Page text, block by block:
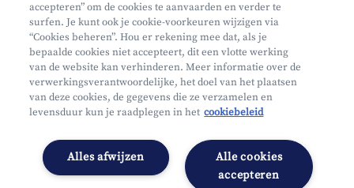
Mifid
Privacy
Juridische info
Onderworpen aan de controle van CDZ
Toegankelijkheidsverklaring
Cookies beheren
accepteren” om de cookies te aanvaarden en verder te
surfen. Je kunt ook je cookie-voorkeuren wijzigen via
“Cookies beheren”. Hou er rekening mee dat, als je
bepaalde cookies niet accepteert, dit een vlotte werking
van de website kan verhinderen. Meer informatie over de
verwerkingsverantwoordelijke, het doel van het plaatsen
van deze cookies, de gegevens die ze verzamelen en
levensduur kun je raadplegen in het cookiebeleid
Alle cookies
accepteren
Alles afwijzen